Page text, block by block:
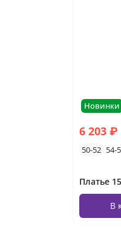
Новинки
6 203 ₽
50-52 54-
Платье
В